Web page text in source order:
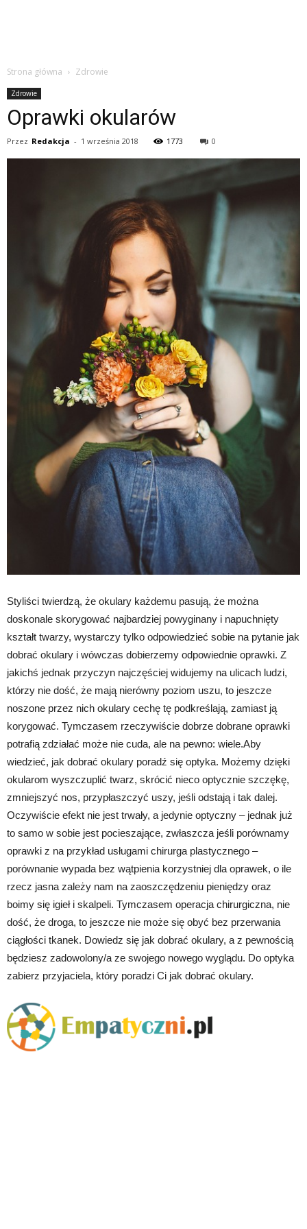
Strona główna Zdrowie
Zdrowie
Oprawki okularów
Przez Redakcja - 1 września 2018 1773 0
Styliści twierdzą, że okulary każdemu pasują, że można
doskonale skorygować najbardziej powyginany i napuchnięty
kształt twarzy, wystarczy tylko odpowiedzieć sobie na pytanie jak
dobrać okulary i wówczas dobierzemy odpowiednie oprawki. Z
jakichś jednak przyczyn najczęściej widujemy na ulicach ludzi,
którzy nie dość, że mają nierówny poziom uszu, to jeszcze
noszone przez nich okulary cechę tę podkreślają, zamiast ją
korygować. Tymczasem rzeczywiście dobrze dobrane oprawki
potrafią zdziałać może nie cuda, ale na pewno: wiele.Aby
wiedzieć, jak dobrać okulary poradź się optyka. Możemy dzięki
okularom wyszczuplić twarz, skrócić nieco optycznie szczękę,
zmniejszyć nos, przypłaszczyć uszy, jeśli odstają i tak dalej.
Oczywiście efekt nie jest trwały, a jedynie optyczny – jednak już
to samo w sobie jest pocieszające, zwłaszcza jeśli porównamy
oprawki z na przykład usługami chirurga plastycznego –
porównanie wypada bez wątpienia korzystniej dla oprawek, o ile
rzecz jasna zależy nam na zaoszczędzeniu pieniędzy oraz
boimy się igieł i skalpeli. Tymczasem operacja chirurgiczna, nie
dość, że droga, to jeszcze nie może się obyć bez przerwania
ciągłości tkanek. Dowiedz się jak dobrać okulary, a z pewnością
będziesz zadowolony/a ze swojego nowego wyglądu. Do optyka
zabierz przyjaciela, który poradzi Ci jak dobrać okulary.